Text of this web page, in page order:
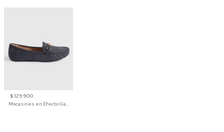
$ 129.900
Mocasines en Efecto Gamuzado Para Mujer